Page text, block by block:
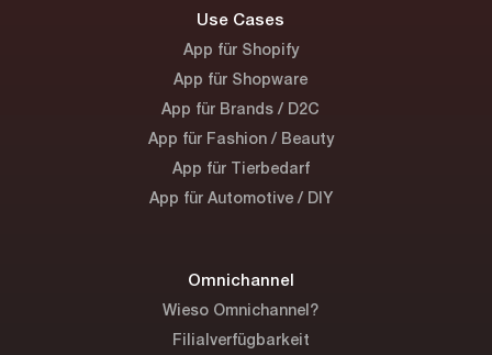
Use Cases
App für Shopify
App für Shopware
App für Brands / D2C
App für Fashion / Beauty
App für Tierbedarf
App für Automotive / DIY
Omnichannel
Wieso Omnichannel?
Filialverfügbarkeit